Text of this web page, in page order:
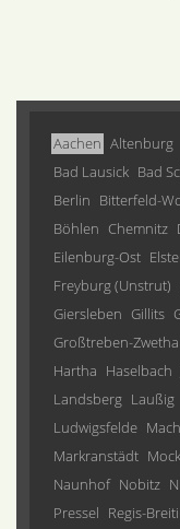
Aachen Altenburg
Bad Lausick Bad
Berlin Bitterfeld-
Böhlen Chemnitz
Eilenburg-Ost
Freyburg (Unstrut)
Giersleben Gillits
Großtreben-
Hartha Haselbach
Landsberg Laußig
Ludwigsfelde
Markranstädt
Naunhof Nobitz
Pressel Regis-